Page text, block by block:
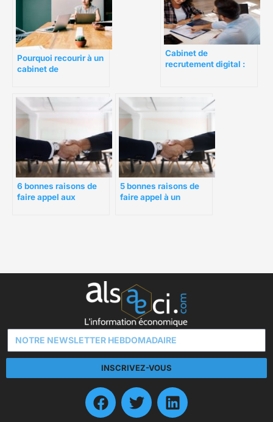
Pourquoi recourir à un
cabinet de
Cabinet de
recrutement digital :
6 bonnes raisons de
faire appel aux
5 bonnes raisons de
faire appel à un
INSCRIVEZ-VOUS